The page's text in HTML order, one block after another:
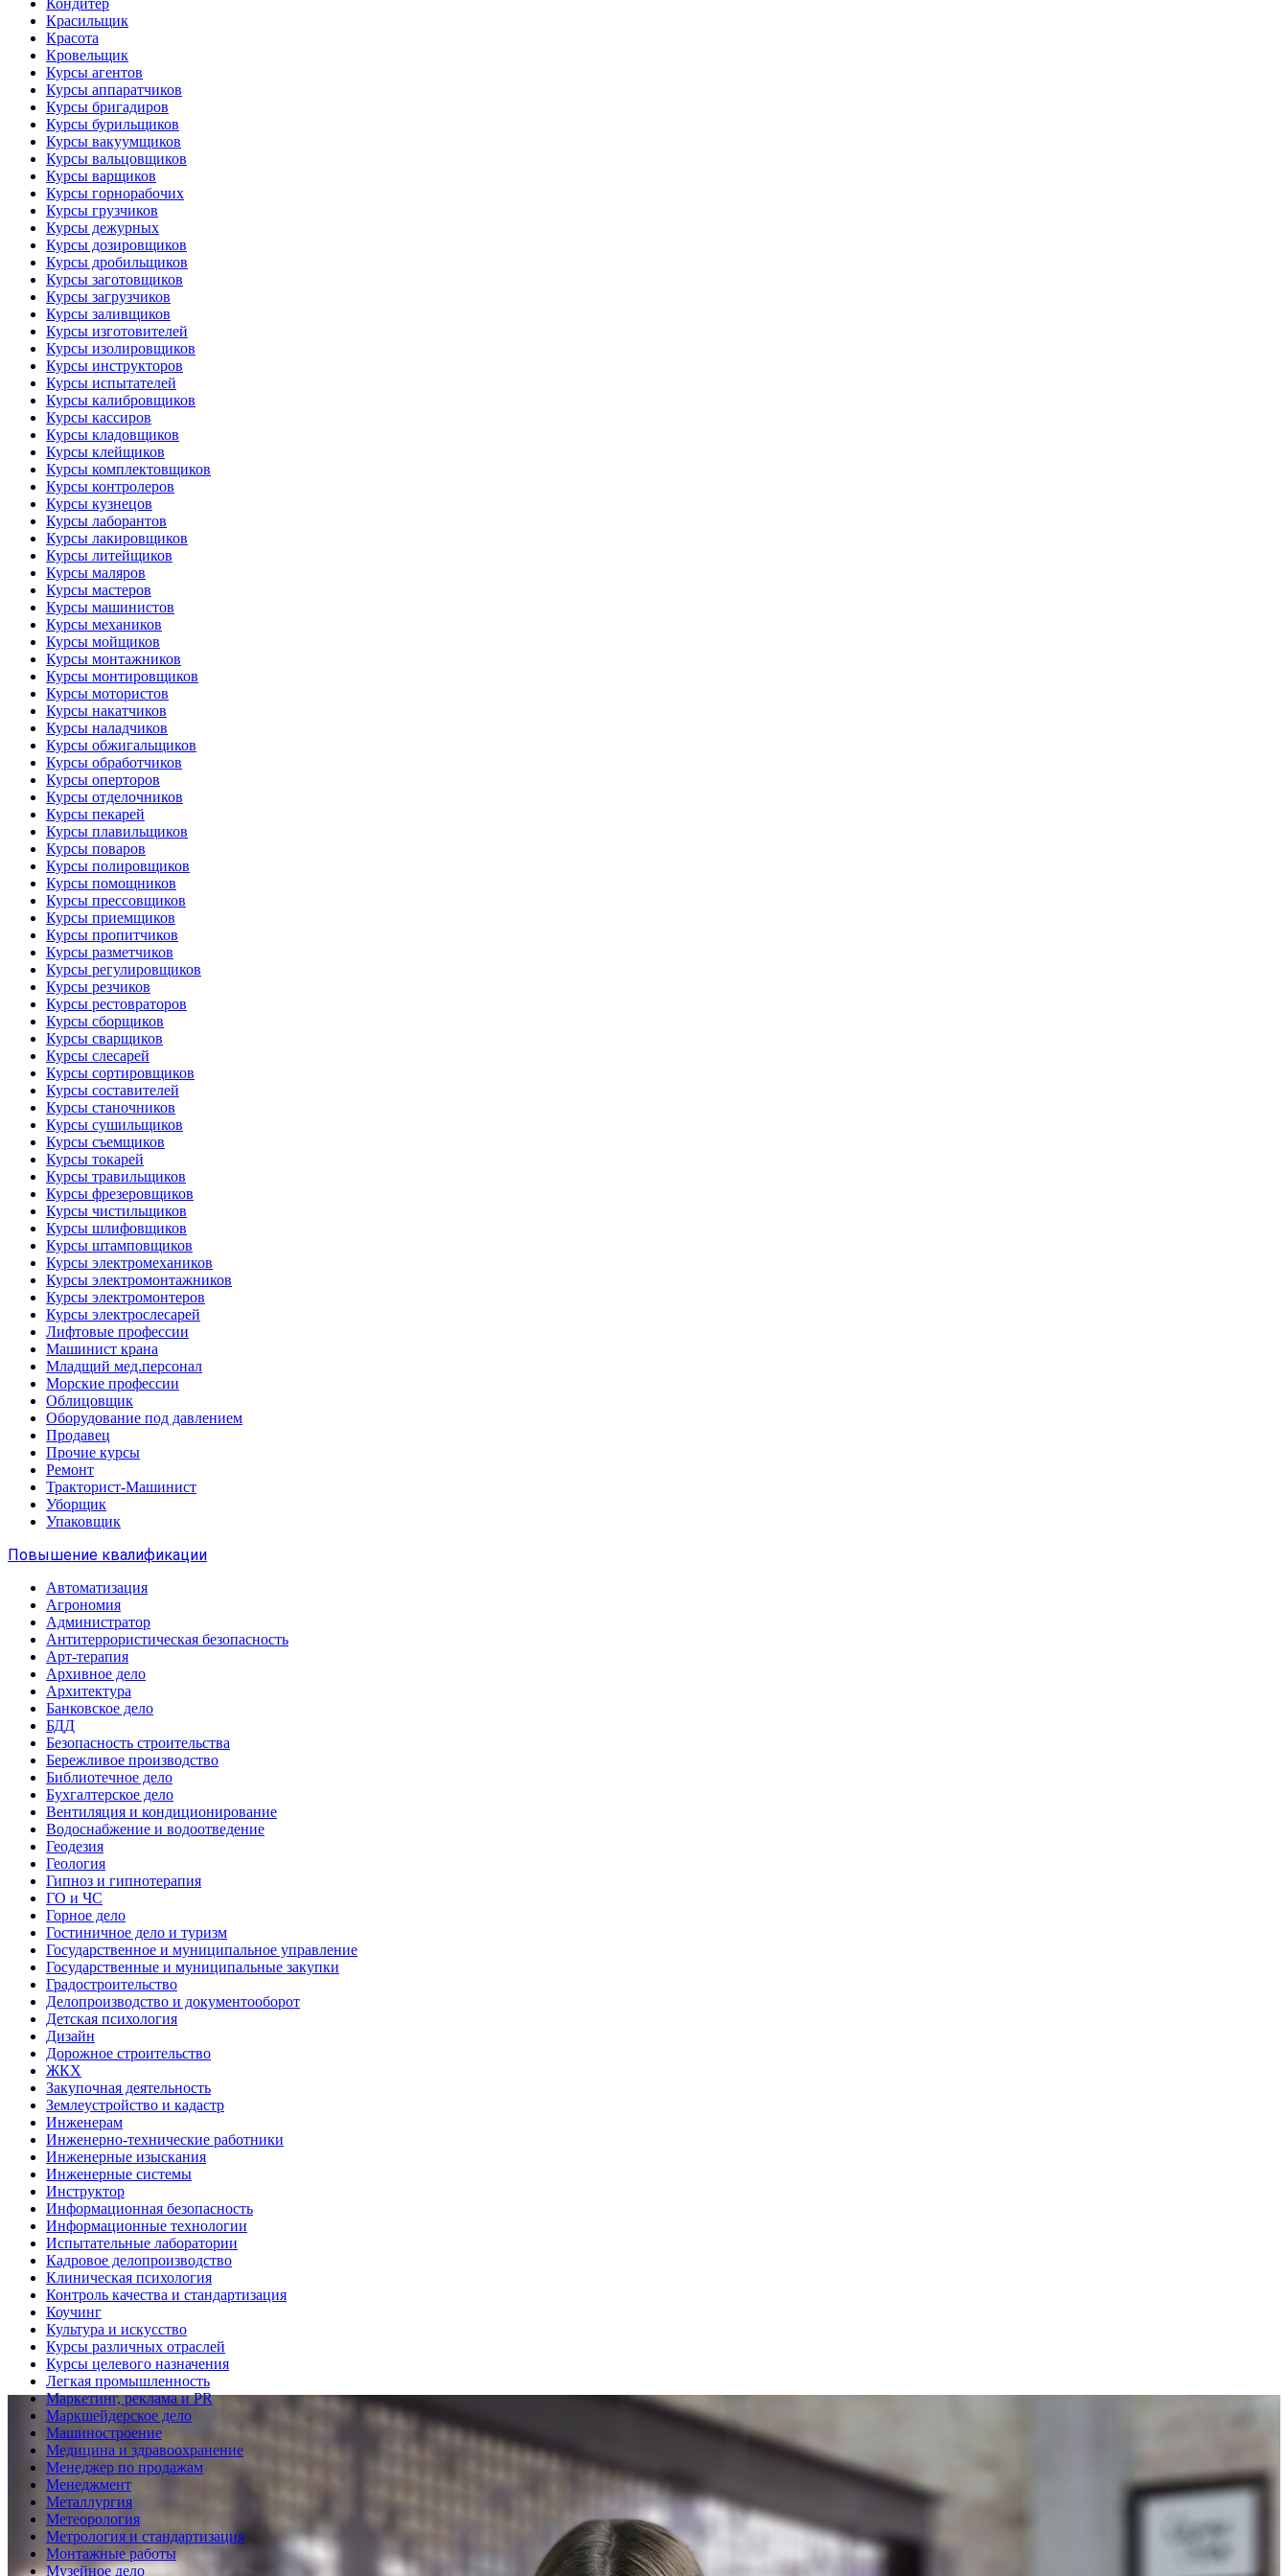
Кондитер
Красильщик
Красота
Кровельщик
Курсы агентов
Курсы аппаратчиков
Курсы бригадиров
Курсы бурильщиков
Курсы вакуумщиков
Курсы вальцовщиков
Курсы варщиков
Курсы горнорабочих
Курсы грузчиков
Курсы дежурных
Курсы дозировщиков
Курсы дробильщиков
Курсы заготовщиков
Курсы загрузчиков
Курсы заливщиков
Курсы изготовителей
Курсы изолировщиков
Курсы инструкторов
Курсы испытателей
Курсы калибровщиков
Курсы кассиров
Курсы кладовщиков
Курсы клейщиков
Курсы комплектовщиков
Курсы контролеров
Курсы кузнецов
Курсы лаборантов
Курсы лакировщиков
Курсы литейщиков
Курсы маляров
Курсы мастеров
Курсы машинистов
Курсы механиков
Курсы мойщиков
Курсы монтажников
Курсы монтировщиков
Курсы мотористов
Курсы накатчиков
Курсы наладчиков
Курсы обжигальщиков
Курсы обработчиков
Курсы оперторов
Курсы отделочников
Курсы пекарей
Курсы плавильщиков
Курсы поваров
Курсы полировщиков
Курсы помощников
Курсы прессовщиков
Курсы приемщиков
Курсы пропитчиков
Курсы разметчиков
Курсы регулировщиков
Курсы резчиков
Курсы рестовраторов
Курсы сборщиков
Курсы сварщиков
Курсы слесарей
Курсы сортировщиков
Курсы составителей
Курсы станочников
Курсы сушильщиков
Курсы съемщиков
Курсы токарей
Курсы травильщиков
Курсы фрезеровщиков
Курсы чистильщиков
Курсы шлифовщиков
Курсы штамповщиков
Курсы электромехаников
Курсы электромонтажников
Курсы электромонтеров
Курсы электрослесарей
Лифтовые профессии
Машинист крана
Младщий мед.персонал
Морские профессии
Облицовщик
Оборудование под давлением
Продавец
Прочие курсы
Ремонт
Тракторист-Машинист
Уборщик
Упаковщик
Повышение квалификации
Автоматизация
Агрономия
Администратор
Антитеррористическая безопасность
Арт-терапия
Архивное дело
Архитектура
Банковское дело
БДД
Безопасность строительства
Бережливое производство
Библиотечное дело
Бухгалтерское дело
Вентиляция и кондиционирование
Водоснабжение и водоотведение
Геодезия
Геология
Гипноз и гипнотерапия
ГО и ЧС
Горное дело
Гостиничное дело и туризм
Государственное и муниципальное управление
Государственные и муниципальные закупки
Градостроительство
Делопроизводство и документооборот
Детская психология
Дизайн
Дорожное строительство
ЖКХ
Закупочная деятельность
Землеустройство и кадастр
Инженерам
Инженерно-технические работники
Инженерные изыскания
Инженерные системы
Инструктор
Информационная безопасность
Информационные технологии
Испытательные лаборатории
Кадровое делопроизводство
Клиническая психология
Контроль качества и стандартизация
Коучинг
Культура и искусство
Курсы различных отраслей
Курсы целевого назначения
Легкая промышленность
Маркетинг, реклама и PR
Маркшейдерское дело
Машиностроение
Медицина и здравоохранение
Менеджер по продажам
Менеджмент
Металлургия
Метеорология
Метрология и стандартизация
Монтажные работы
Музейное дело